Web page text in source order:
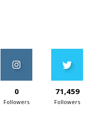
0
Followers
71,459
Followers